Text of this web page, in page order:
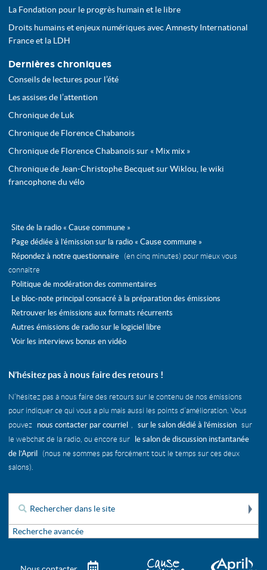
La Fondation pour le progrès humain et le libre
Droits humains et enjeux numériques avec Amnesty International
France et la LDH
Dernières chroniques
Conseils de lectures pour l’été
Les assises de l’attention
Chronique de Luk
Chronique de Florence Chabanois
Chronique de Florence Chabanois sur « Mix mix »
Chronique de Jean-Christophe Becquet sur Wiklou, le wiki
francophone du vélo
Site de la radio « Cause commune »
Page dédiée à l’émission sur la radio « Cause commune »
Répondez à notre questionnaire
(en cinq minutes) pour mieux vous
connaître
Politique de modération des commentaires
Le bloc-note principal consacré à la préparation des émissions
Retrouver les émissions aux formats récurrents
Autres émissions de radio sur le logiciel libre
Voir les interviews bonus en vidéo
N’hésitez pas à nous faire des retours !
N’hésitez pas à nous faire des retours sur le contenu de nos émissions
pour indiquer ce qui vous a plu mais aussi les points d’amélioration. Vous
pouvez
nous contacter par courriel , sur le salon dédié à l’émission sur
le webchat de la radio, ou encore sur
le salon de discussion instantanée
de l’April
(nous ne sommes pas forcément tout le temps sur ces deux
salons).
Rechercher :
Recherche avancée